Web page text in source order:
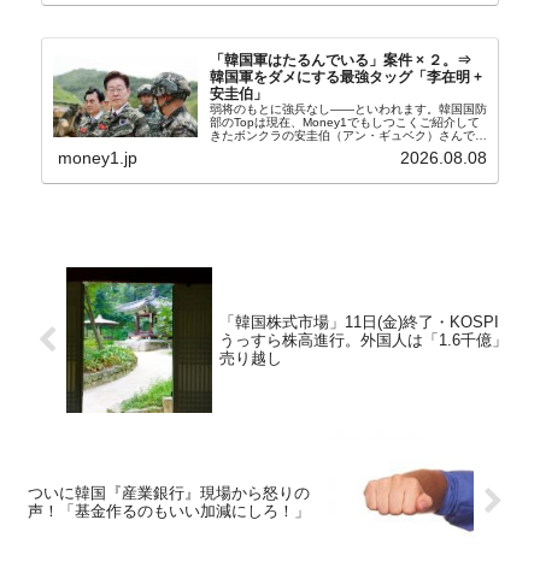
「韓国軍はたるんでいる」案件 × ２。⇒
韓国軍をダメにする最強タッグ「李在明 +
安圭伯」
弱将のもとに強兵なし――といわれます。韓国国防
部のTopは現在、Money1でもしつこくご紹介して
きたボンクラの安圭伯（アン・ギュベク）さんで
す。↑経済的無知蒙昧な李在明（イ・ジェミョン）
さんと「韓国初の文官上がり」の国防部長官安圭伯
money1.jp 2026.08.08
「韓国株式市場」11日(金)終了・KOSPI
うっすら株高進行。外国人は「1.6千億」
売り越し
ついに韓国『産業銀行』現場から怒りの
声！「基金作るのもいい加減にしろ！」